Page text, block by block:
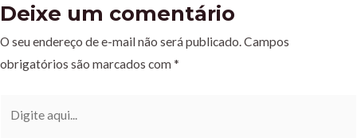
Deixe um comentário
O seu endereço de e-mail não será publicado.Campos
obrigatórios são marcados com *